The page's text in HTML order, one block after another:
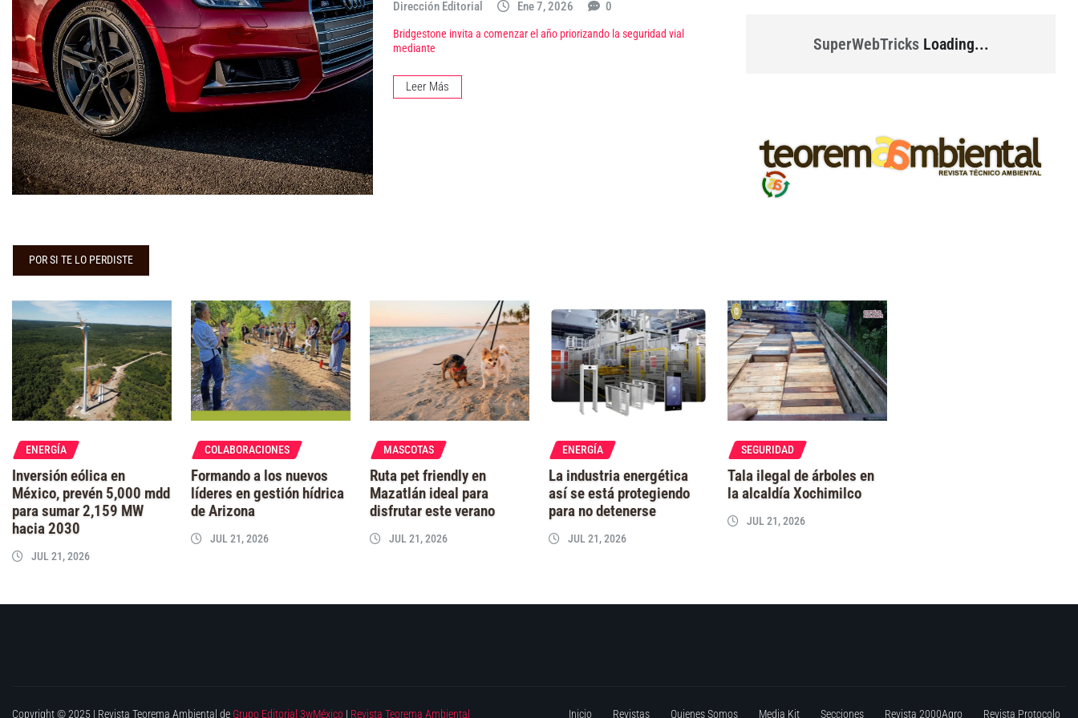
Dirección Editorial Ene 7, 2026 0
Bridgestone invita a comenzar el año priorizando la seguridad vial
mediante
Leer Más
SuperWebTricksLoading...
POR SI TE LO PERDISTE
ENERGÍA
Inversión eólica en
México, prevén 5,000 mdd
para sumar 2,159 MW
hacia 2030
JUL 21, 2026
COLABORACIONES
Formando a los nuevos
líderes en gestión hídrica
de Arizona
JUL 21, 2026
MASCOTAS
Ruta pet friendly en
Mazatlán ideal para
disfrutar este verano
JUL 21, 2026
ENERGÍA
La industria energética
así se está protegiendo
para no detenerse
JUL 21, 2026
SEGURIDAD
Tala ilegal de árboles en
la alcaldía Xochimilco
JUL 21, 2026
Copyright © 2025 | Revista Teorema Ambiental de Grupo Editorial 3wMéxico | Revista Teorema Ambiental Inicio Revistas Quienes Somos Media Kit Secciones Revista 2000Agro Revista Protocolo